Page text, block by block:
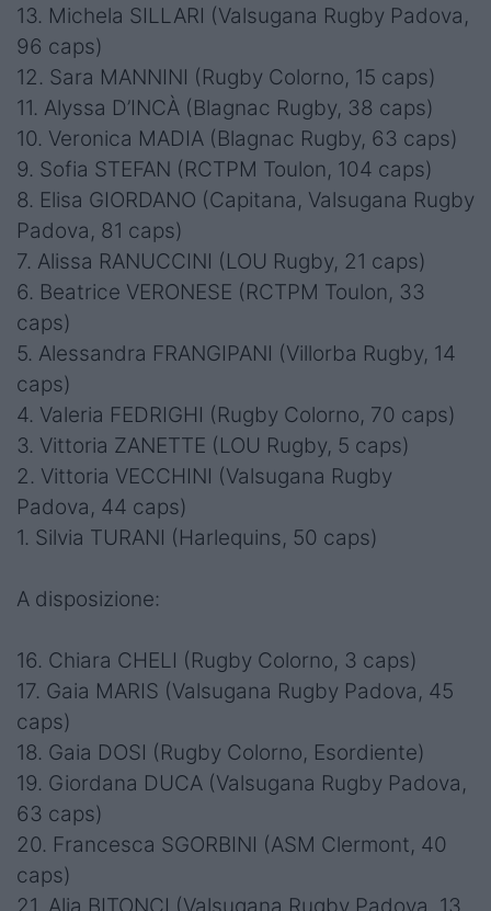
13. Michela SILLARI (Valsugana Rugby Padova,
96 caps)
12. Sara MANNINI (Rugby Colorno, 15 caps)
11. Alyssa D’INCÀ (Blagnac Rugby, 38 caps)
10. Veronica MADIA (Blagnac Rugby, 63 caps)
9. Sofia STEFAN (RCTPM Toulon, 104 caps)
8. Elisa GIORDANO (Capitana, Valsugana Rugby
Padova, 81 caps)
7. Alissa RANUCCINI (LOU Rugby, 21 caps)
6. Beatrice VERONESE (RCTPM Toulon, 33
caps)
5. Alessandra FRANGIPANI (Villorba Rugby, 14
caps)
4. Valeria FEDRIGHI (Rugby Colorno, 70 caps)
3. Vittoria ZANETTE (LOU Rugby, 5 caps)
2. Vittoria VECCHINI (Valsugana Rugby
Padova, 44 caps)
1. Silvia TURANI (Harlequins, 50 caps)
A disposizione:
16. Chiara CHELI (Rugby Colorno, 3 caps)
17. Gaia MARIS (Valsugana Rugby Padova, 45
caps)
18. Gaia DOSI (Rugby Colorno, Esordiente)
19. Giordana DUCA (Valsugana Rugby Padova,
63 caps)
20. Francesca SGORBINI (ASM Clermont, 40
caps)